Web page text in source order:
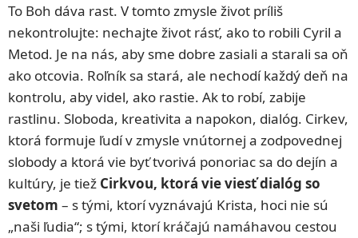
To Boh dáva rast. V tomto zmysle život príliš
nekontrolujte: nechajte život rásť, ako to robili Cyril a
Metod. Je na nás, aby sme dobre zasiali a starali sa oň
ako otcovia. Roľník sa stará, ale nechodí každý deň na
kontrolu, aby videl, ako rastie. Ak to robí, zabije
rastlinu. Sloboda, kreativita a napokon, dialóg. Cirkev,
ktorá formuje ľudí v zmysle vnútornej a zodpovednej
slobody a ktorá vie byť tvorivá ponoriac sa do dejín a
kultúry, je tiež Cirkvou, ktorá vie viesť dialóg so
svetom – s tými, ktorí vyznávajú Krista, hoci nie sú
„naši ľudia“; s tými, ktorí kráčajú namáhavou cestou